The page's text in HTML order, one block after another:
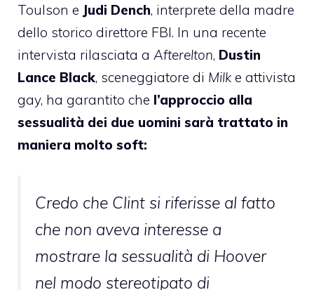
Toulson e Judi Dench, interprete della madre
dello storico direttore FBI. In una recente
intervista rilasciata a Afterelton, Dustin
Lance Black, sceneggiatore di Milk e attivista
gay, ha garantito che l’approccio alla
sessualità dei due uomini sarà trattato in
maniera molto soft:
Credo che Clint si riferisse al fatto
che non aveva interesse a
mostrare la sessualità di Hoover
nel modo stereotipato di